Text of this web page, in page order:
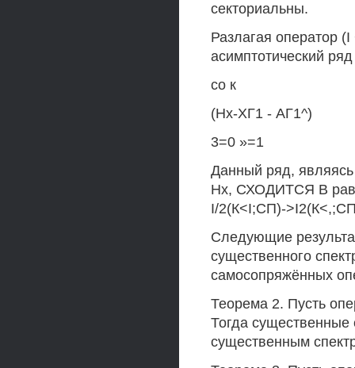
секториальны.
Разлагая оператор
асимптотический
со к
(Нх-ХГ1 - АГ1^)
3=0 »=1
Данный ряд,
Нх, СХОДИТСЯ В
І/2(К<І;СП)-
Следующие
существенного
самосопряжённых
Теорема 2. Пусть
Тогда существенные
существенным